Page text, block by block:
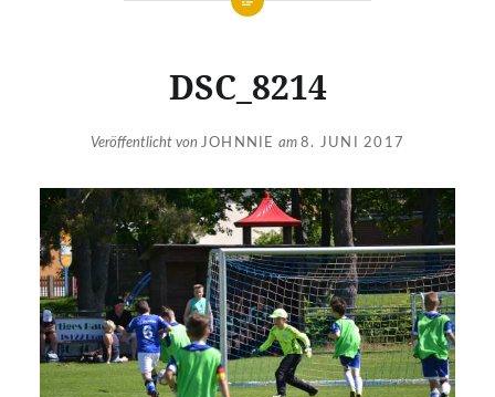
DSC_8214
Veröffentlicht von JOHNNIE am 8. JUNI 2017